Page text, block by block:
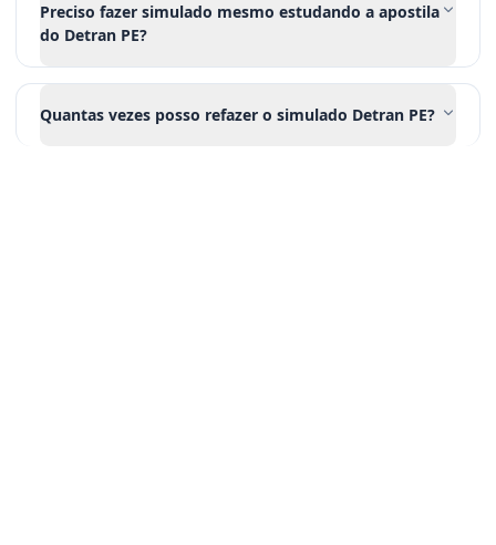
Preciso fazer simulado mesmo estudando a apostila
do Detran PE?
Quantas vezes posso refazer o simulado Detran PE?